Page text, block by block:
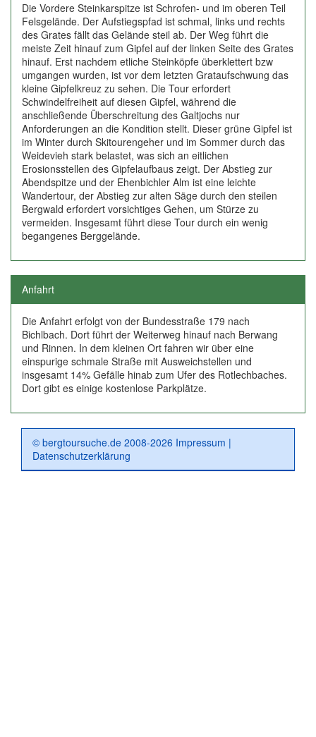
Die Vordere Steinkarspitze ist Schrofen- und im oberen Teil
Felsgelände. Der Aufstiegspfad ist schmal, links und rechts
des Grates fällt das Gelände steil ab. Der Weg führt die
meiste Zeit hinauf zum Gipfel auf der linken Seite des Grates
hinauf. Erst nachdem etliche Steinköpfe überklettert bzw
umgangen wurden, ist vor dem letzten Grataufschwung das
kleine Gipfelkreuz zu sehen. Die Tour erfordert
Schwindelfreiheit auf diesen Gipfel, während die
anschließende Überschreitung des Galtjochs nur
Anforderungen an die Kondition stellt. Dieser grüne Gipfel ist
im Winter durch Skitourengeher und im Sommer durch das
Weidevieh stark belastet, was sich an eitlichen
Erosionsstellen des Gipfelaufbaus zeigt. Der Abstieg zur
Abendspitze und der Ehenbichler Alm ist eine leichte
Wandertour, der Abstieg zur alten Säge durch den steilen
Bergwald erfordert vorsichtiges Gehen, um Stürze zu
vermeiden. Insgesamt führt diese Tour durch ein wenig
begangenes Berggelände.
Anfahrt
Die Anfahrt erfolgt von der Bundesstraße 179 nach
Bichlbach. Dort führt der Weiterweg hinauf nach Berwang
und Rinnen. In dem kleinen Ort fahren wir über eine
einspurige schmale Straße mit Ausweichstellen und
insgesamt 14% Gefälle hinab zum Ufer des Rotlechbaches.
Dort gibt es einige kostenlose Parkplätze.
© bergtoursuche.de 2008-2026 Impressum |
Datenschutzerklärung